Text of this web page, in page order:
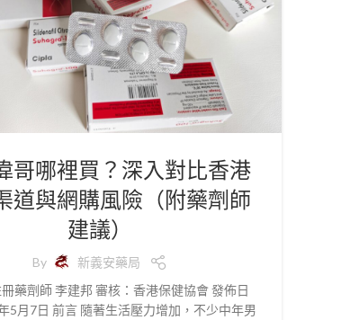
哥哪裡買？深入對比香港
道與網購風險（附藥劑師
建議）
By
新義安藥局
藥劑師 李建邦 審核：香港保健協會 發佈日
5月7日 前言 隨著生活壓力增加，不少中年男